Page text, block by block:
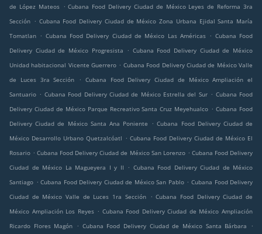
de López Mateos . Cubana Food Delivery Ciudad de México Leyes de Reforma 3ra
Sección . Cubana Food Delivery Ciudad de México Zona Urbana Ejidal Santa María
Tomatlan . Cubana Food Delivery Ciudad de México Las Américas . Cubana Food
Delivery Ciudad de México Progresista
. Cubana Food Delivery Ciudad de México
Unidad habitacional Vicente Guerrero . Cubana Food Delivery Ciudad de México Valle
de Luces 3ra Sección
. Cubana Food Delivery Ciudad de México Ampliación el
Santuario . Cubana Food Delivery Ciudad de México Estrella del Sur . Cubana Food
Delivery Ciudad de México Parque Recreativo Santa Cruz Meyehualco . Cubana Food
Delivery Ciudad de México Santa Ana Poniente
. Cubana Food Delivery Ciudad de
México Desarrollo Urbano Quetzalcóatl . Cubana Food Delivery Ciudad de México El
Rosario . Cubana Food Delivery Ciudad de México San Lorenzo . Cubana Food Delivery
Ciudad de México La Magueyera I y II
. Cubana Food Delivery Ciudad de México
Santiago . Cubana Food Delivery Ciudad de México San Pablo . Cubana Food Delivery
Ciudad de México Valle de Luces 1ra Sección
. Cubana Food Delivery Ciudad de
México Ampliación Los Reyes . Cubana Food Delivery Ciudad de México Ampliación
Ricardo Flores Magón
. Cubana Food Delivery Ciudad de México Santa Bárbara
.